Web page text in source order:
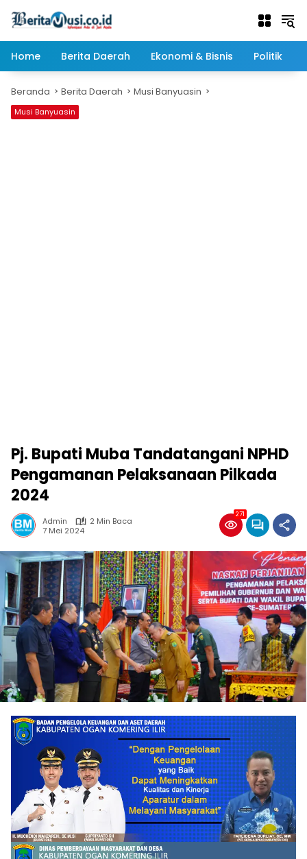
Home
Berita Daerah Ekonomi & Bisnis Politik
Beranda Berita Daerah Musi Banyuasin
Musi Banyuasin
Pj. Bupati Muba Tandatangani NPHD
Pengamanan Pelaksanaan Pilkada
2024
Admin
2 Min Baca
7 Mei 2024
271